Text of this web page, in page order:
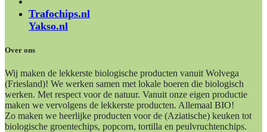
Trafochips.nl
Yakso.nl
Over ons
Wij maken de lekkerste biologische producten vanuit Wolvega
(Friesland)! We werken samen met lokale boeren die biologisch
werken. Met respect voor de natuur. Vanuit onze eigen productie
maken we vervolgens de lekkerste producten. Allemaal BIO!
Zo maken we heerlijke producten voor de (Aziatische) keuken tot
biologische groentechips, popcorn, tortilla en peulvruchtenchips.